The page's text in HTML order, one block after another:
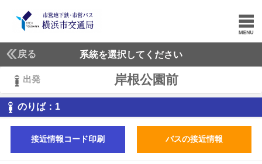
戻る 系統を選択してください
出発 岸根公園前
のりば： 1
接近情報コード印刷 バスの接近情報